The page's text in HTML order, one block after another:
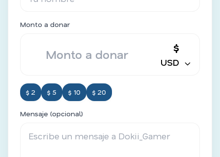
Monto a donar
$
USD
$ 2 $ 5 $ 10 $ 20
Mensaje (opcional)